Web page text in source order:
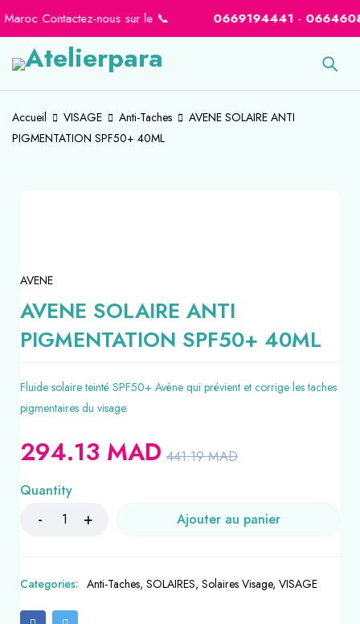
Contactez-nous sur le 📞 0669194441-0664608066
Accueil VISAGE Anti-Taches
AVENE SOLAIRE ANTI
PIGMENTATION SPF50+ 40ML
AVENE
AVENE SOLAIRE ANTI
PIGMENTATION SPF50+ 40ML
Fluide solaire teinté SPF50+ Avène qui prévient et corrige les taches
pigmentaires du visage.
441.19MAD
294.13 MAD
Quantity
Ajouter au panier
Categories: Anti-Taches, SOLAIRES, Solaires Visage, VISAGE